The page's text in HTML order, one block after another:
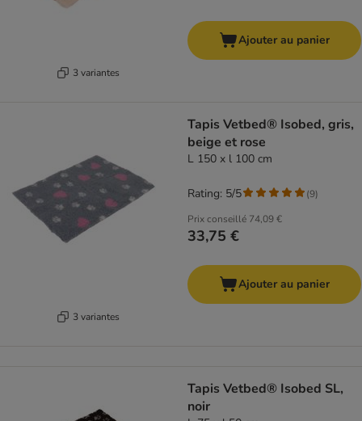
3 variantes
Ajouter au panier
3 variantes
Tapis Vetbed® Isobed, gris,
beige et rose
L 150 x l 100 cm
Prix conseillé 74,09 €
33,75 €
Rating: 5/5 (9)
Ajouter au panier
Tapis Vetbed® Isobed SL,
noir